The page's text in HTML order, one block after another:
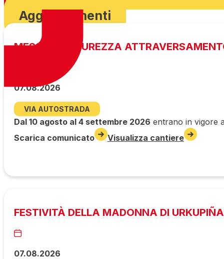
Aggiornamenti
MESSA IN SICUREZZA
07.08.2026
VIA AUTOSTRADA
Dal 10 agosto al 4 settembre 2026 entrano in vigore
Scarica comunicato
Visualizza cantiere
FESTIVITÀ DELLA MADONNA DI URKUPIÑA
07.08.2026